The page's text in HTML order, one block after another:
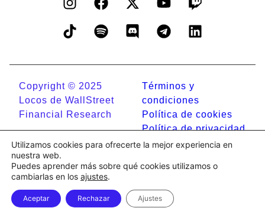
Copyright © 2025
Locos de WallStreet
Financial Research
Términos y
condiciones
Política de cookies
Política de privacidad
Aviso legal
Utilizamos cookies para ofrecerte la mejor experiencia en
nuestra web.
Puedes aprender más sobre qué cookies utilizamos o
cambiarlas en los ajustes.
Aceptar Rechazar Ajustes